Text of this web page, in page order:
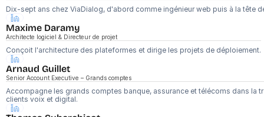
Dix-sept ans chez ViaDialog, d'abord comme ingénieur web puis à la tête
Maxime Daramy
Architecte logiciel & Directeur de projet
Conçoit l'architecture des plateformes et dirige les projets de déploiement.
Arnaud Guillet
Senior Account Executive – Grands comptes
Accompagne les grands comptes banque, assurance et télécoms dans la
clients voix et digital.